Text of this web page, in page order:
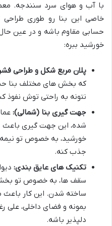
با آب و هوای سرد سنندجه.
خاصی این بنا رو طوری طراحی
حسابی مقاوم باشه و در عین
خورشید ببره:
پلان مربع شکل و طراحی
که بخش های مختلف بنا
نتونه به راحتی توش نفوذ
جهت گیری بنا (شمالی):
شده، این جهت گیری باعث
خورشید، به خصوص تو
جذب کنه.
تکنیک های عایق بندی:
سقف ها، به خصوص تو
ساخته شدن. این کار باعث
بمونه و فضای داخلی، علی
دلپذیر باشه.